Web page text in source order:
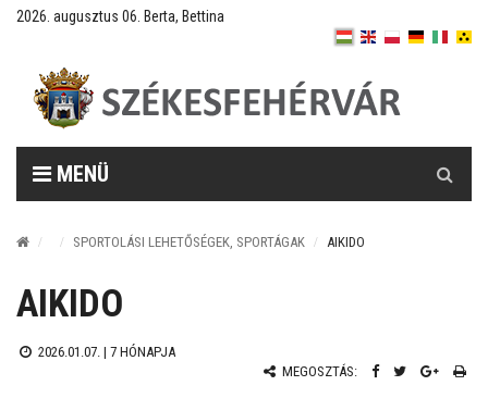
2026. augusztus 06. Berta, Bettina
MENÜ
SPORTOLÁSI LEHETŐSÉGEK, SPORTÁGAK AIKIDO
AIKIDO
2026.01.07. | 7 HÓNAPJA
MEGOSZTÁS: